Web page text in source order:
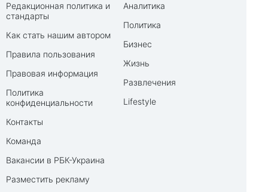
Редакционная политика и
стандарты
Как стать нашим автором
Правила пользования
Правовая информация
Политика
конфиденциальности
Контакты
Команда
Вакансии в РБК-Украина
Разместить рекламу
Аналитика
Политика
Бизнес
Жизнь
Развлечения
Lifestyle